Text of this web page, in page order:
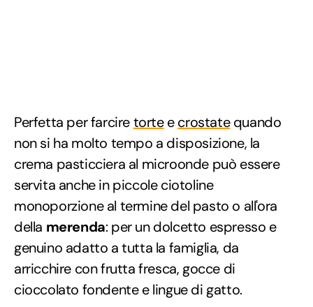
Perfetta per farciretorteecrostatequando
non si ha molto tempo a disposizione, la
crema pasticciera al microonde può essere
servita anche in piccole ciotoline
monoporzione al termine del pasto o all'ora
della merenda: per un dolcetto espresso e
genuino adatto a tutta la famiglia, da
arricchire con frutta fresca, gocce di
cioccolato fondente e lingue di gatto.